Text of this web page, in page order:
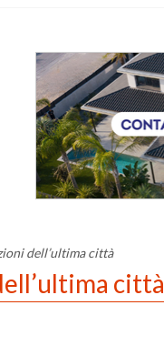
dell’ultima città
città